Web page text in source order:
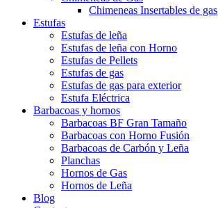
Chimeneas Insertables de gas
Estufas
Estufas de leña
Estufas de leña con Horno
Estufas de Pellets
Estufas de gas
Estufas de gas para exterior
Estufa Eléctrica
Barbacoas y hornos
Barbacoas BF Gran Tamaño
Barbacoas con Horno Fusión
Barbacoas de Carbón y Leña
Planchas
Hornos de Gas
Hornos de Leña
Blog